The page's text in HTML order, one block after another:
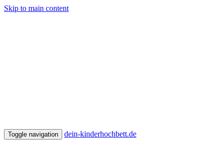
Skip to main content
Toggle navigation dein-kinderhochbett.de